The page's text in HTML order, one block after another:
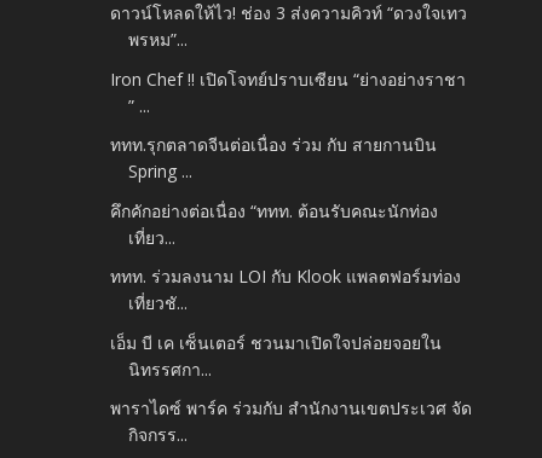
ดาวน์โหลดให้ไว! ช่อง 3 ส่งความคิวท์ “ดวงใจเทว
พรหม”...
Iron Chef !! เปิดโจทย์ปราบเซียน “ย่างอย่างราชา
” ...
ททท.รุกตลาดจีนต่อเนื่อง ร่วม กับ สายกานบิน
Spring ...
คึกคักอย่างต่อเนื่อง “ททท. ต้อนรับคณะนักท่อง
เที่ยว...
ททท. ร่วมลงนาม LOI กับ Klook แพลตฟอร์มท่อง
เที่ยวชั...
เอ็ม บี เค เซ็นเตอร์ ชวนมาเปิดใจปล่อยจอยใน
นิทรรศกา...
พาราไดซ์ พาร์ค ร่วมกับ สำนักงานเขตประเวศ จัด
กิจกรร...